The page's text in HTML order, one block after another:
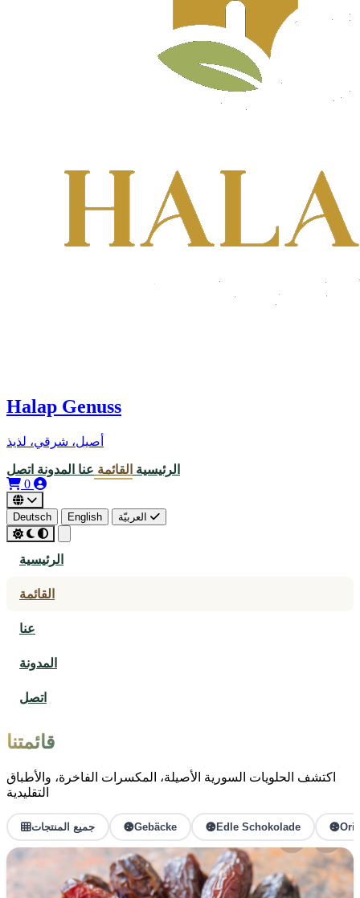
Halap Genuss
أصيل، شرقي، لذيذ
الرئيسية القائمة عنا المدونة اتصل
0
Deutsch English
الرئيسية
القائمة
عنا
المدونة
اتصل
قائمتنا
اكتشف الحلويات السورية الأصيلة، المكسرات الفاخرة، والأطباق
التقليدية
جميع المنتجات Gebäcke Edle Schokolade
Our Products